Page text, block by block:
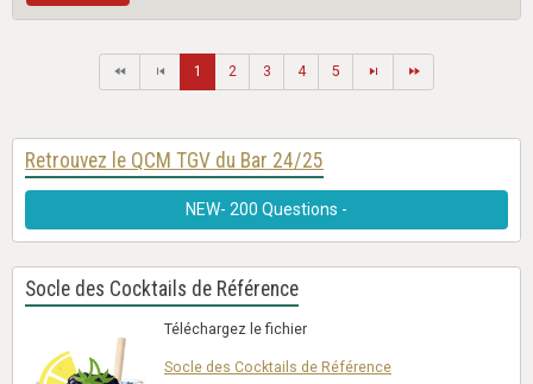
1 2 3 4 5
Retrouvez le QCM TGV du Bar 24/25
NEW- 200 Questions -
Socle des Cocktails de Référence
Téléchargez le fichier
Socle des Cocktails de Référence